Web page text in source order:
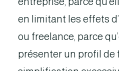
en limitant les effets
ou freelance, parce
présenter un profil de